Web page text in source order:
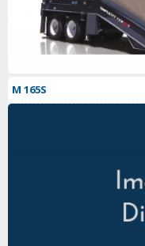
M 165S